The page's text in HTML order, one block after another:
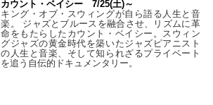
カウント・ベイシー 7/25(土)～
キング・オブ・スウィングが自ら語る人生と音
楽。 ジャズとブルースを融合させ、リズムに革
命をもたらしたカウント・ベイシー。スウィン
グジャズの黄金時代を築いたジャズピアニスト
の人生と音楽、そして知られざるプライベート
を追う自伝的ドキュメンタリー。